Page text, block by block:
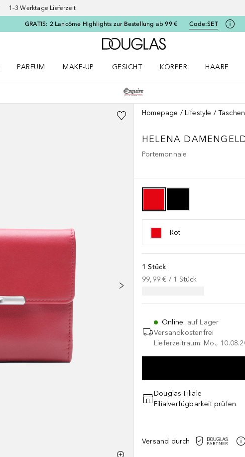
1–3 Werktage Lieferzeit
GRATIS: 2 Lancôme Highlights zur Bestellung ab 99 € Code:SET
Zur Douglas Startseite
PARFUM
MAKE-UP
GESICHT
KÖRPER
HAARE
Homepage Lifestyle
HELENA
Portemonnaie
Rot
1 Stück
99,99 € / 1 Stück
Online: auf Lager
Versandkostenfrei
Lieferzeitraum: Mo.,
Douglas-Filiale
Filialverfügbarkeit prüfen
Versand durch